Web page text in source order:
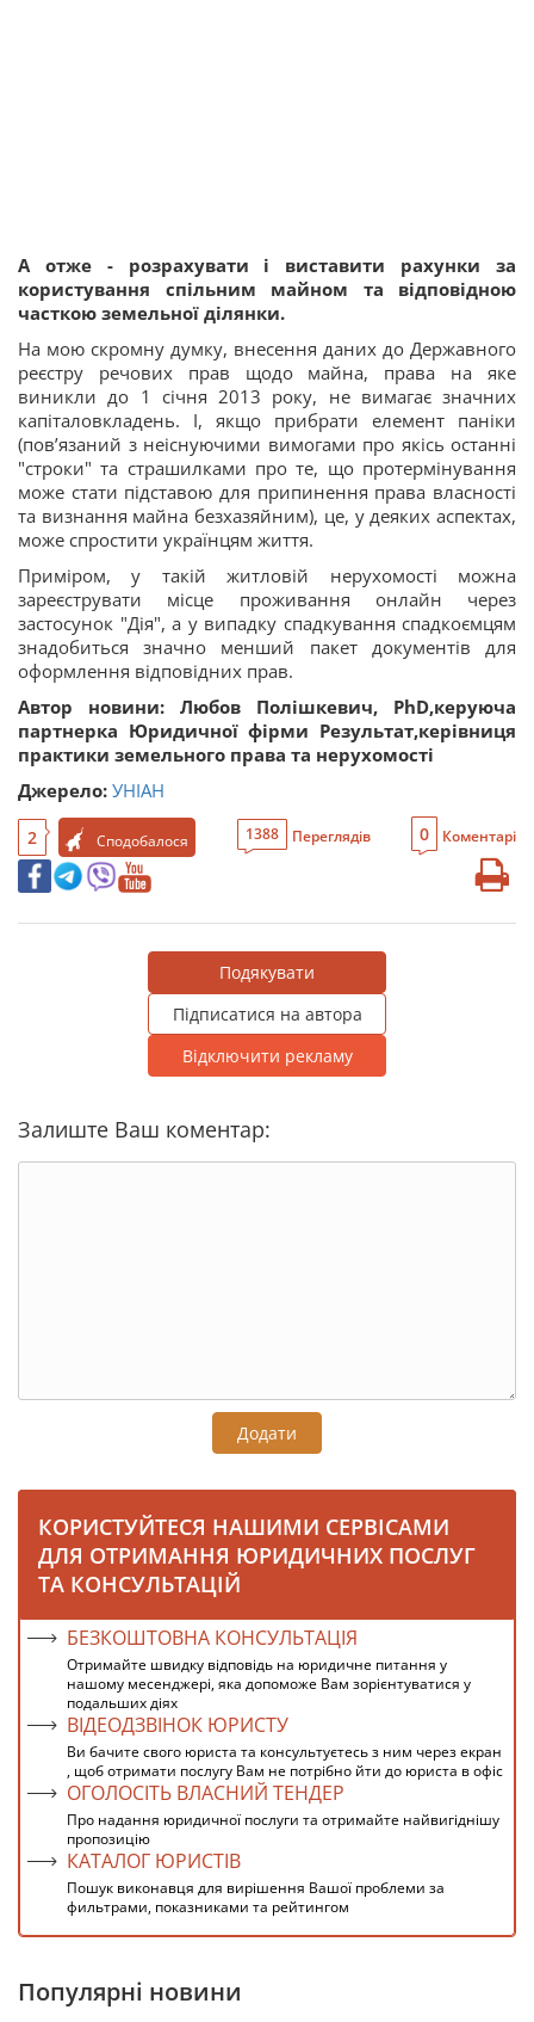
А отже - розрахувати і виставити рахунки за
користування спільним майном та відповідною
часткою земельної ділянки.
На мою скромну думку, внесення даних до Державного
реєстру речових прав щодо майна, права на яке
виникли до 1 січня 2013 року, не вимагає значних
капіталовкладень. І, якщо прибрати елемент паніки
(пов’язаний з неіснуючими вимогами про якісь останні
"строки" та страшилками про те, що протермінування
може стати підставою для припинення права власності
та визнання майна безхазяйним), це, у деяких аспектах,
може спростити українцям життя.
Приміром, у такій житловій нерухомості можна
зареєструвати місце проживання онлайн через
застосунок "Дія", а у випадку спадкування спадкоємцям
знадобиться значно менший пакет документів для
оформлення відповідних прав.
Автор новини: Любов Полішкевич, PhD,керуюча
партнерка Юридичної фірми Результат,керівниця
практики земельного права та нерухомості
Джерело: УНІАН
2 Сподобалося 1388 Переглядів 0 Коментарі
Подякувати
Підписатися на автора
Відключити рекламу
Залиште Ваш коментар:
Додати
КОРИСТУЙТЕСЯ НАШИМИ СЕРВІСАМИ
ДЛЯ ОТРИМАННЯ ЮРИДИЧНИХ ПОСЛУГ
ТА КОНСУЛЬТАЦІЙ
БЕЗКОШТОВНА КОНСУЛЬТАЦІЯ
Отримайте швидку відповідь на юридичне питання у
нашому месенджері, яка допоможе Вам зорієнтуватися у
подальших діях
ВІДЕОДЗВІНОК ЮРИСТУ
Ви бачите свого юриста та консультуєтесь з ним через екран
, щоб отримати послугу Вам не потрібно йти до юриста в офіс
ОГОЛОСІТЬ ВЛАСНИЙ ТЕНДЕР
Про надання юридичної послуги та отримайте найвигіднішу
пропозицію
КАТАЛОГ ЮРИСТІВ
Пошук виконавця для вирішення Вашої проблеми за
фильтрами, показниками та рейтингом
Популярні новини